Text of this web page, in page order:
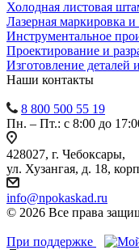
Холодная листовая
Лазерная маркировка и
Инструментальное
Проектирование и
Изготовление деталей
Наши контакты
8 800 500 55 19
Пн. – Пт.: с 8:00 до
428027, г. Чебоксары,
ул. Хузангая, д. 18,
info@npokaskad.ru
© 2026 Все права
При поддержке